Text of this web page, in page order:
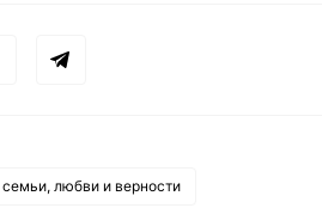
любви и верности